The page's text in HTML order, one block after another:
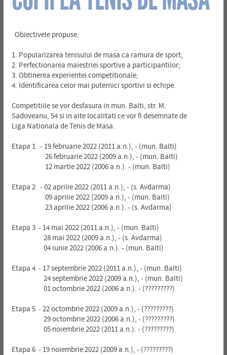
Obiectivele propuse:
1. Popularizarea tenisului de masa ca ramura de sport;
2. Perfectionarea maiestriei sportive a participantilor;
3. Obtinerea experientei competitionale;
4. Identificarea celor mai puternici sportivi si echipe.
Competitiile se vor desfasura in mun. Balti, str. M.
Sadoveanu, 54 si in alte localitati ce vor fi desemnate de
Liga Nationala de Tenis de Masa.
Etapa 1 - 19 februarie 2022 (2011 a.n.), - (mun. Balti)
26 februarie 2022 (2009 a.n.), - (mun. Balti)
12 martie 2022 (2006 a.n.). - (mun. Balti)
Etapa 2 - 02 aprilie 2022 (2011 a.n.), - (s. Avdarma)
09 aprilie 2022 (2009 a.n.), - (mun. Balti)
23 aprilie 2022 (2006 a.n.). - (s. Avdarma)
Etapa 3 - 14 mai 2022 (2011 a.n.), - (mun. Balti)
28 mai 2022 (2009 a.n.), - (s. Avdarma)
04 iunie 2022 (2006 a.n.). - (mun. Balti)
Etapa 4 - 17 septembrie 2022 (2011 a.n.), - (mun. Balti)
24 septembrie 2022 (2009 a.n.), - (mun. Balti)
01 octombrie 2022 (2006 a.n.). - (?????????)
Etapa 5 - 22 octombrie 2022 (2009 a.n.), - (?????????)
29 octombrie 2022 (2006 a.n.), - (?????????)
05 noiembrie 2022 (2011 a.n.). - (?????????)
Etapa 6 - 19 noiembrie 2022 (2009 a.n.), - (?????????)